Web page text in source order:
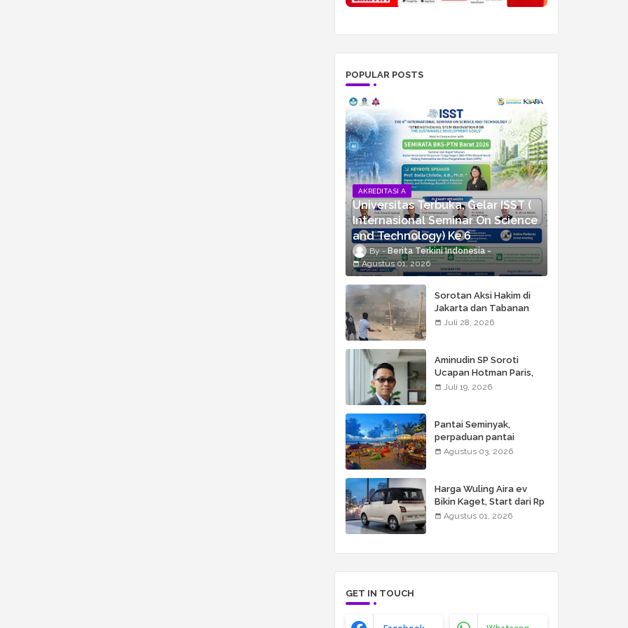
POPULAR POSTS
AKREDITASI A
Universitas Terbuka, Gelar ISST (
Internasional Seminar On Science
and Technology) Ke 6
Berita Terkini Indonesia
Agustus 01, 2026
Sorotan Aksi Hakim di
Jakarta dan Tabanan
Bali, Mengapa Tidak Bisa
Juli 28, 2026
Aminudin SP Soroti
Ucapan Hotman Paris,
FOR-WIN Minta Semua
Juli 19, 2026
Pantai Seminyak,
perpaduan pantai
berpasir luas, resort
beach club
Agustus 03, 2026
Harga Wuling Aira ev
Bikin Kaget, Start dari Rp
155 Juta
Agustus 01, 2026
GET IN TOUCH